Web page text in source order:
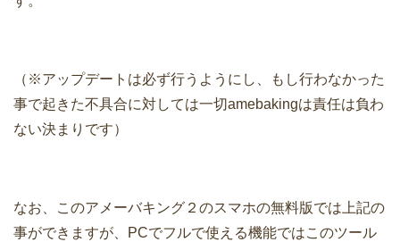
（※アップデートは必ず行うようにし、もし行わなかった
事で起きた不具合に対しては一切amebakingは責任は負わ
ない決まりです）
なお、このアメーバキング２のスマホの無料版では上記の
事ができますが、PCでフルで使える機能ではこのツール